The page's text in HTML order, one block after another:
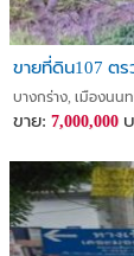
ขายที่ดิน107 ตร
บางกร่าง, เมืองนน
ขาย: 7,000,000